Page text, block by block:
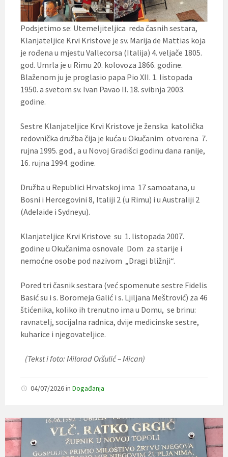
Podsjetimo se: Utemeljiteljica reda časnih sestara,
Klanjateljice Krvi Kristove je sv. Marija de Mattias koja
je rođena u mjestu Vallecorsa (Italija) 4. veljače 1805.
god. Umrla je u Rimu 20. kolovoza 1866. godine.
Blaženom ju je proglasio papa Pio XII. 1. listopada
1950. a svetom sv. Ivan Pavao II. 18. svibnja 2003.
godine.
Sestre Klanjateljice Krvi Kristove je ženska katolička
redovnička družba čija je kuća u Okučanim otvorena 7.
rujna 1995. god., a u Novoj Gradišci godinu dana ranije,
16. rujna 1994. godine.
Družba u Republici Hrvatskoj ima 17 samoatana, u
Bosni i Hercegovini 8, Italiji 2 (u Rimu) i u Australiji 2
(Adelaide i Sydneyu).
Klanjateljice Krvi Kristove su 1. listopada 2007.
godine u Okučanima osnovale Dom za starije i
nemoćne osobe pod nazivom „Dragi bližnji“.
Pored tri časnik sestara (već spomenute sestre Fidelis
Basić su i s. Boromeja Galić i s. Ljiljana Meštrović) za 46
štićenika, koliko ih trenutno ima u Domu, se brinu:
ravnatelj, socijalna radnica, dvije medicinske sestre,
kuharice i njegovateljice.
(Tekst i foto: Milorad Oršulić – Mican)
04/07/2026in Događanja